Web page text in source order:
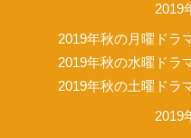
2019
2019年秋の月曜ドラ
2019年秋の水曜ドラ
2019年秋の土曜ドラ
2019